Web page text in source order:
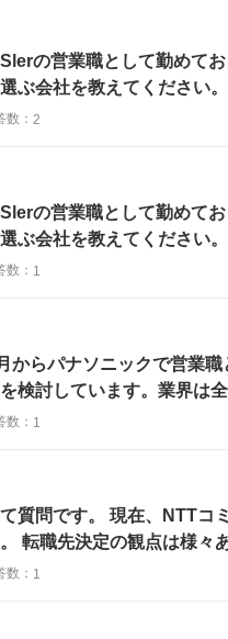
の営業職として勤めて
ぶ会社を教えてください
数： 2
の営業職として勤めて
ぶ会社を教えてください
数： 1
からパナソニックで営業
検討しています。業界は
数： 1
質問です。 現在、NTTコ
転職先決定の観点は様々
数： 1